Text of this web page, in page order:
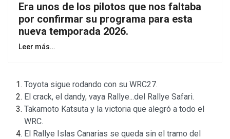
Era unos de los pilotos que nos faltaba
por confirmar su programa para esta
nueva temporada 2026.
Leer más…
Toyota sigue rodando con su WRC27.
El crack, el dandy, vaya Rallye...del Rallye Safari.
Takamoto Katsuta y la victoria que alegró a todo el
WRC.
El Rallye Islas Canarias se queda sin el tramo del